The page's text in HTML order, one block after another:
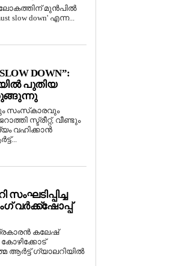
ലോകത്തിന് മുൻപിൽ
slow down' എന്ന...
DOWN”:
പുതിയ
സംസ്‌കാരവും
സ്ട്രീറ്റ്, വീണ്ടും
വഹിക്കാൻ
വർക്ക്‌ഷോപ്പ്
കലേഷ്
ആർട്ട് ഗ്യാലറിയിൽ